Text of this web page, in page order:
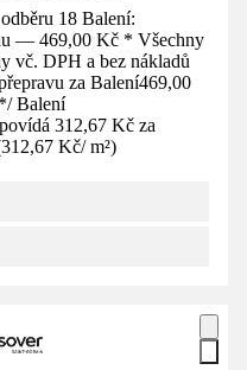
18 Balení:
— 469,00 Kč * Všechny
vč. DPH a bez nákladů
za Balení469,00
*/ Balení
312,67 Kč za
312,67 Kč/ m²)